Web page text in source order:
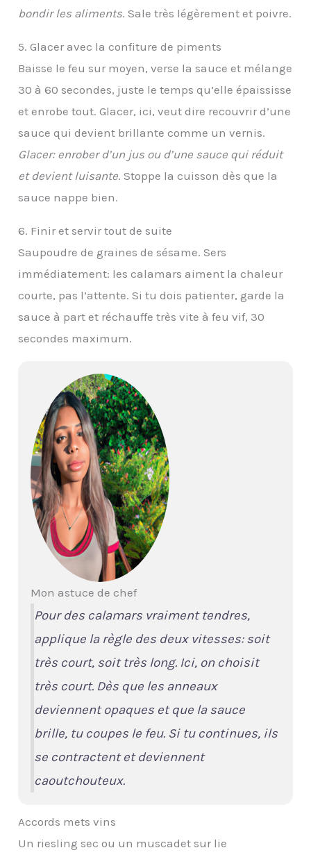
bondir les aliments. Sale très légèrement et poivre.
5. Glacer avec la confiture de piments
Baisse le feu sur moyen, verse la sauce et mélange
30 à 60 secondes, juste le temps qu’elle épaississe
et enrobe tout. Glacer, ici, veut dire recouvrir d’une
sauce qui devient brillante comme un vernis.
Glacer: enrober d’un jus ou d’une sauce qui réduit
et devient luisante. Stoppe la cuisson dès que la
sauce nappe bien.
6. Finir et servir tout de suite
Saupoudre de graines de sésame. Sers
immédiatement: les calamars aiment la chaleur
courte, pas l’attente. Si tu dois patienter, garde la
sauce à part et réchauffe très vite à feu vif, 30
secondes maximum.
Mon astuce de chef
Pour des calamars vraiment tendres,
applique la règle des deux vitesses: soit
très court, soit très long. Ici, on choisit
très court. Dès que les anneaux
deviennent opaques et que la sauce
brille, tu coupes le feu. Si tu continues, ils
se contractent et deviennent
caoutchouteux.
Accords mets vins
Un riesling sec ou un muscadet sur lie